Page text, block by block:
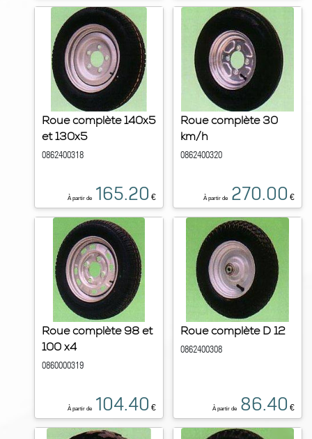
Roue complète 140x5
et 130x5
0862400318
À partir de 165.20 €
Roue complète 30
km/h
0862400320
À partir de 270.00 €
Roue complète 98 et
100 x4
0860000319
À partir de 104.40 €
Roue complète D 12
0862400308
À partir de 86.40 €